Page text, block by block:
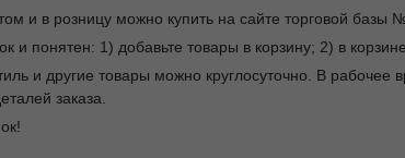
и в розницу можно купить на сайте торговой базы
и понятен: 1) добавьте товары в корзину; 2) в
и другие товары можно круглосуточно. В
заказа.